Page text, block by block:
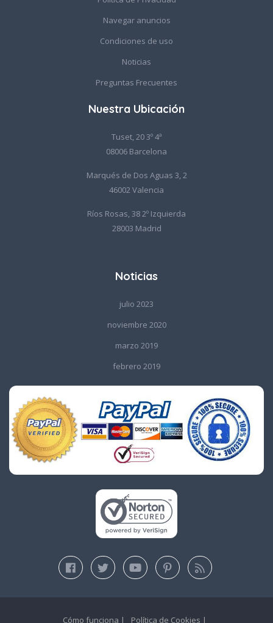
Navegar anuncios
Condiciones de uso
Noticias
Preguntas Frecuentes
Nuestra Ubicación
Tuset, 20 3º 4ª
08006 Barcelona
Marqués de Dos Aguas 3, 2
46002 Valencia
Ríos Rosas, 38 2º Izquierda
28003 Madrid
Noticias
julio 2023
noviembre 2020
marzo 2019
febrero 2019
Cómo funciona Política de Cookies